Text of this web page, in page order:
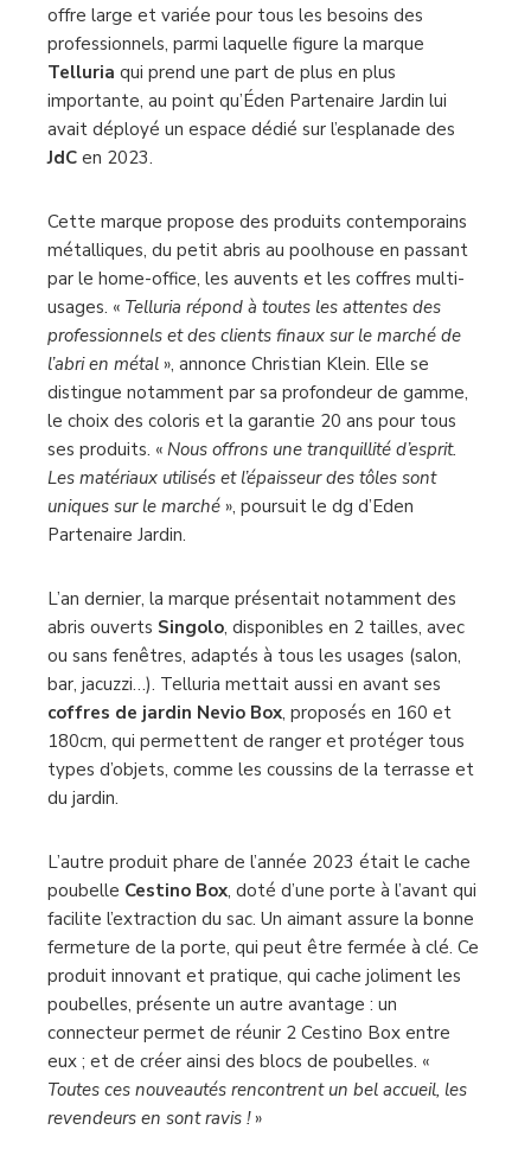
offre large et variée pour tous les besoins des
professionnels, parmi laquelle figure la marque
Telluria qui prend une part de plus en plus
importante, au point qu’Éden Partenaire Jardin lui
avait déployé un espace dédié sur l’esplanade des
JdC en 2023.
Cette marque propose des produits contemporains
métalliques, du petit abris au poolhouse en passant
par le home-office, les auvents et les coffres multi-
usages. « Telluria répond à toutes les attentes des
professionnels et des clients finaux sur le marché de
l’abri en métal », annonce Christian Klein. Elle se
distingue notamment par sa profondeur de gamme,
le choix des coloris et la garantie 20 ans pour tous
ses produits. « Nous offrons une tranquillité d’esprit.
Les matériaux utilisés et l’épaisseur des tôles sont
uniques sur le marché », poursuit le dg d’Eden
Partenaire Jardin.
L’an dernier, la marque présentait notamment des
abris ouverts Singolo, disponibles en 2 tailles, avec
ou sans fenêtres, adaptés à tous les usages (salon,
bar, jacuzzi…). Telluria mettait aussi en avant ses
coffres de jardin Nevio Box, proposés en 160 et
180cm, qui permettent de ranger et protéger tous
types d’objets, comme les coussins de la terrasse et
du jardin.
L’autre produit phare de l’année 2023 était le cache
poubelle Cestino Box, doté d’une porte à l’avant qui
facilite l’extraction du sac. Un aimant assure la bonne
fermeture de la porte, qui peut être fermée à clé. Ce
produit innovant et pratique, qui cache joliment les
poubelles, présente un autre avantage : un
connecteur permet de réunir 2 Cestino Box entre
eux ; et de créer ainsi des blocs de poubelles. «
Toutes ces nouveautés rencontrent un bel accueil, les
revendeurs en sont ravis !»